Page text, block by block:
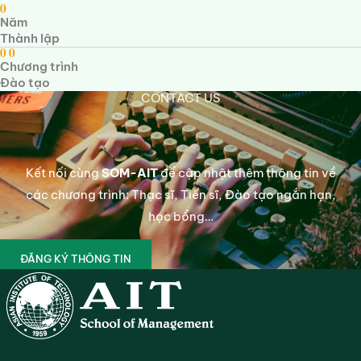
0
Năm
Thành lập
00
Chương trình
Đào tạo
CONTACT US
Kết nối cùngSOM-AITđể cập nhật thêm thông tin về
các chương trình: Thạc sĩ, Tiến sĩ, Đào tạo ngắn hạn,
học bổng…
ĐĂNG KÝ THÔNG TIN